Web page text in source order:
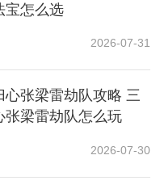
打过第五重后资源全怼
万剑归宗满级可以换
宝怎么选
2026-07-31
心张梁雷劫队攻略 三
张梁雷劫队怎么玩
2026-07-30